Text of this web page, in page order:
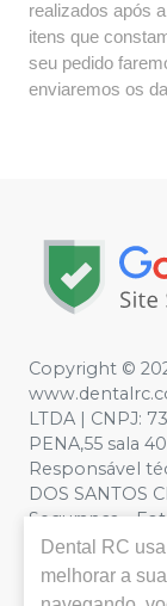
realizados após
itens que
seu pedido
enviaremos os
Copyright ©
LTDA | CNPJ:
PENA,55 sala
Responsável
DOS SANTOS
Segurança -
condições da
caso de
do Carrinho
Dental RC
melhorar a